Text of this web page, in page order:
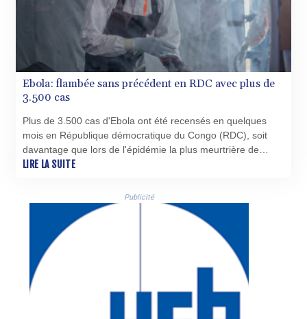
ILS 3.476689
IMP 0.857432
INR 109.925261
IQD 1511.781564
IRR
1586924.175584
JMD 182.926462
JOD 0.818416
KHR 4682.633154
KMF 492.883829
KRW 1642.584342
KYD 0.961725
LAK 26074.844302
Ebola: flambée sans précédent en RDC avec plus de
3.500 cas
Plus de 3.500 cas d'Ebola ont été recensés en quelques
mois en République démocratique du Congo (RDC), soit
davantage que lors de l'épidémie la plus meurtrière de
l'histoire du pays entre 2018 et 2020, selon les données
LIRE LA SUITE
Publicité